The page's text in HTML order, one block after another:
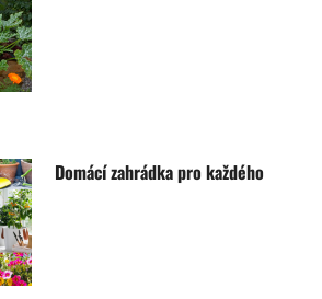
Domácí zahrádka pro každého